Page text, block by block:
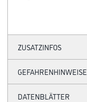
ZUSATZINFOS
GEFAHRENHINWEISE
DATENBLÄTTER